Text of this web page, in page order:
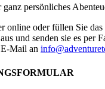
persönliches
online oder füllen Sie das
aus und senden sie es per
Mail an